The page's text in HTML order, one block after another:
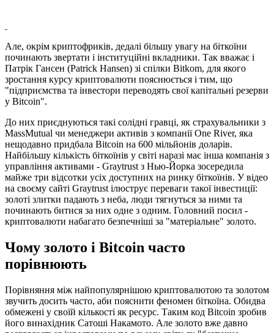
Але, окрім криптофриків, дедалі більшу увагу на біткоїни
починають звертати і інституційні вкладники. Так вважає і
Патрік Гансен (Patrick Hansen) зі спілки Bitkom, для якого
зростання курсу криптовалюти пояснюється і тим, що
"підприємства та інвестори переводять свої капітальні резерви
у Bitcoin".
До них приєднуються такі солідні гравці, як страхувальники з
MassMutual чи менеджери активів з компанії One River, яка
нещодавно придбала Bitcoin на 600 мільйонів доларів.
Найбільшу кількість біткоїнів у світі наразі має інша компанія з
управління активами - Graytrust з Нью-Йорка зосередила
майже три відсотки усіх доступних на ринку біткоїнів. У відео
на своєму сайті Graytrust ілюструє переваги такої інвестиції:
золоті злитки падають з неба, люди тягнуться за ними та
починають битися за них одне з одним. Головний посил -
криптовалюти набагато безпечніші за "матеріальне" золото.
Чому золото і Bitcoin часто
порівнюють
Порівняння між найпопулярнішою криптовалютою та золотом
звучить досить часто, аби пояснити феномен біткоїна. Обидва
обмежені у своїй кількості як ресурс. Таким код Bitcoin зробив
його винахідник Сатоші Накамото. Але золото вже давно